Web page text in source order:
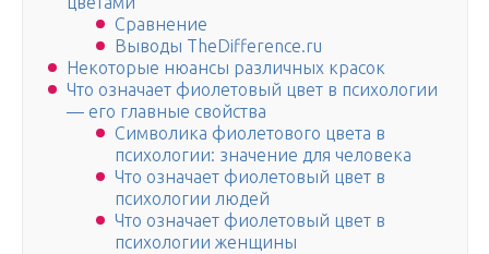
Сравнение
Выводы TheDifference.ru
Некоторые нюансы различных красок
Что означает фиолетовый цвет в психологии
— его главные свойства
Символика фиолетового цвета в
психологии: значение для человека
Что означает фиолетовый цвет в
психологии людей
Что означает фиолетовый цвет в
психологии женщины